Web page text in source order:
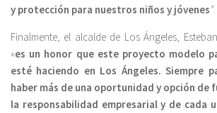
y protección para nuestros niños y jóvenes”.
Finalmente, el alcalde de Los Ángeles,
«es un honor que este proyecto modelo
esté haciendo en Los Ángeles. Siempre
haber más de una oportunidad y opción
la responsabilidad empresarial y de cada